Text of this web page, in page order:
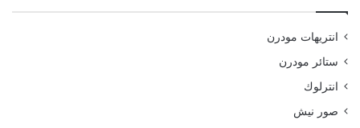
انتريهات مودرن
ستائر مودرن
انترلوك
صور نيش